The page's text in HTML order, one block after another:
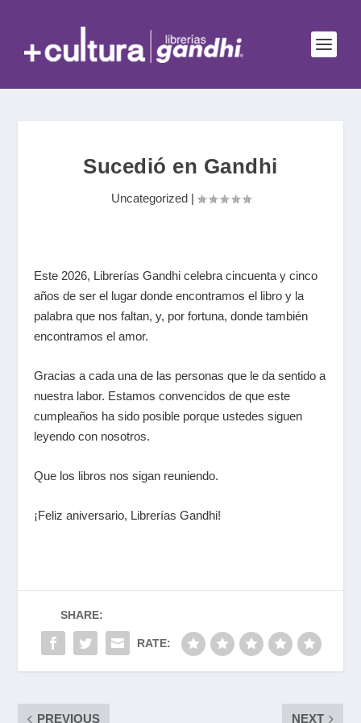
Sucedió en Gandhi
Uncategorized|
Este 2026, Librerías Gandhi celebra cincuenta y cinco
años de ser el lugar donde encontramos el libro y la
palabra que nos faltan, y, por fortuna, donde también
encontramos el amor.
Gracias a cada una de las personas que le da sentido a
nuestra labor. Estamos convencidos de que este
cumpleaños ha sido posible porque ustedes siguen
leyendo con nosotros.
Que los libros nos sigan reuniendo.
¡Feliz aniversario, Librerías Gandhi!
SHARE:
RATE:
PREVIOUS NEXT